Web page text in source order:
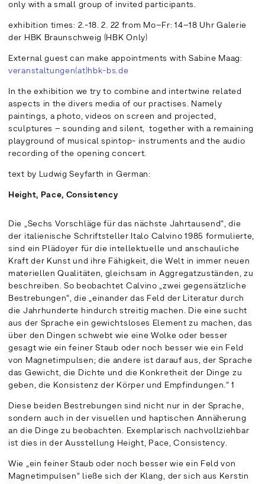
only with a small group of invited participants.
exhibition times: 2.-18. 2. 22 from Mo–Fr: 14–18 Uhr Galerie
der HBK Braunschweig (HBK Only)
External guest can make appointments with Sabine Maag:
veranstaltungen(at)hbk-bs.de
In the exhibition we try to combine and intertwine related
aspects in the divers media of our practises. Namely
paintings, a photo, videos on screen and projected,
sculptures – sounding and silent, together with a remaining
playground of musical spintop- instruments and the audio
recording of the opening concert.
text by Ludwig Seyfarth in German:
Height, Pace, Consistency
Die „Sechs Vorschläge für das nächste Jahrtausend“, die
der italienische Schriftsteller Italo Calvino 1985 formulierte,
sind ein Plädoyer für die intellektuelle und anschauliche
Kraft der Kunst und ihre Fähigkeit, die Welt in immer neuen
materiellen Qualitäten, gleichsam in Aggregatzuständen, zu
beschreiben. So beobachtet Calvino „zwei gegensätzliche
Bestrebungen“, die „einander das Feld der Literatur durch
die Jahrhunderte hindurch streitig machen. Die eine sucht
aus der Sprache ein gewichtsloses Element zu machen, das
über den Dingen schwebt wie eine Wolke oder besser
gesagt wie ein feiner Staub oder noch besser wie ein Feld
von Magnetimpulsen; die andere ist darauf aus, der Sprache
das Gewicht, die Dichte und die Konkretheit der Dinge zu
geben, die Konsistenz der Körper und Empfindungen.“ 1
Diese beiden Bestrebungen sind nicht nur in der Sprache,
sondern auch in der visuellen und haptischen Annäherung
an die Dinge zu beobachten. Exemplarisch nachvollziehbar
ist dies in der Ausstellung Height, Pace, Consistency.
Wie „ein feiner Staub oder noch besser wie ein Feld von
Magnetimpulsen“ ließe sich der Klang, der sich aus Kerstin